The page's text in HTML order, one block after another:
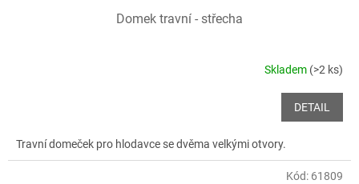
Domek travní - střecha
Skladem (>2 ks)
DETAIL
Travní domeček pro hlodavce se dvěma velkými otvory.
Kód: 61809